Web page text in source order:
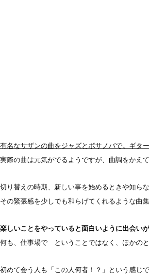
有名なサザンの曲をジャズとボサノバで。ギタ
実際の曲は元気がでるようですが、曲調をかえ
切り替えの時期、新しい事を始めるときや知ら
その緊張感を少しでも和らげてくれるような曲
楽しいことをやっていると面白いように出会い
何も、仕事場で ということではなく、ほかの
初めて会う人も「この人何者！？」という感じ